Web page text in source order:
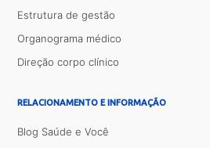
Estrutura de gestão
Organograma médico
Direção corpo clínico
RELACIONAMENTO E INFORMAÇÃO
Blog Saúde e Você